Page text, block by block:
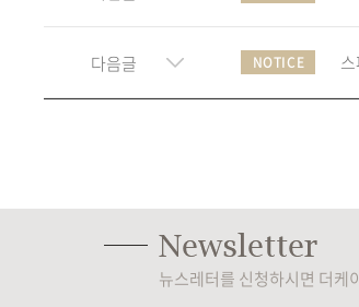
다음글 NOTICE
뉴스레터를 신청하시면 더케